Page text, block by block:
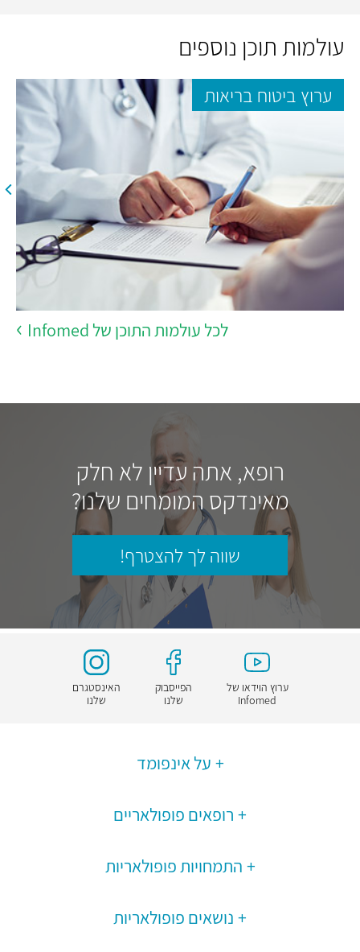
עולמות תוכן נוספים
ערוץ ביטוח בריאות
לכל עולמות התוכן של Infomed
רופא, אתה עדיין לא חלק
מאינדקס המומחים שלנו?
שווה לך להצטרף!
ערוץ הוידאו של
Infomed
הפייסבוק
שלנו
האינסטגרם
שלנו
על אינפומד
רופאים פופולאריים
התמחויות פופולאריות
נושאים פופולאריות